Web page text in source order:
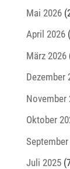
Mai 2026
April 2026
März 2026
Dezember
November
Oktober
Juli 2025